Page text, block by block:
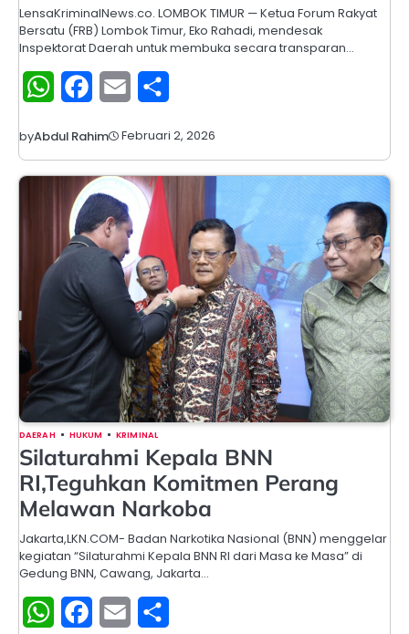
LensaKriminalNews.co. LOMBOK TIMUR — Ketua Forum Rakyat
Bersatu (FRB) Lombok Timur, Eko Rahadi, mendesak
Inspektorat Daerah untuk membuka secara transparan…
WhatsAppFacebook
Email
byAbdul Rahim Februari 2, 2026
DAERAH HUKUM KRIMINAL
Silaturahmi Kepala BNN
RI,Teguhkan Komitmen Perang
Melawan Narkoba
Jakarta,LKN.COM- Badan Narkotika Nasional (BNN) menggelar
kegiatan “Silaturahmi Kepala BNN RI dari Masa ke Masa” di
Gedung BNN, Cawang, Jakarta…
WhatsAppFacebook
Email